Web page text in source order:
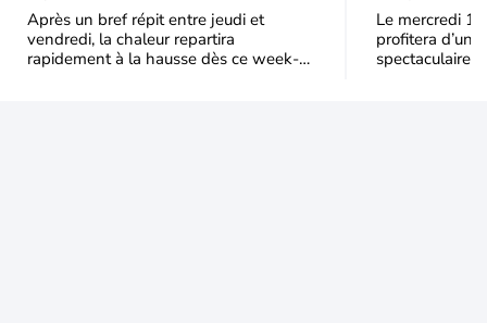
de chaleur en France ?
Après un bref répit entre jeudi et
vendredi, la chaleur repartira
rapidement à la hausse dès ce week-
Le mercredi
profitera
spectaculaire,